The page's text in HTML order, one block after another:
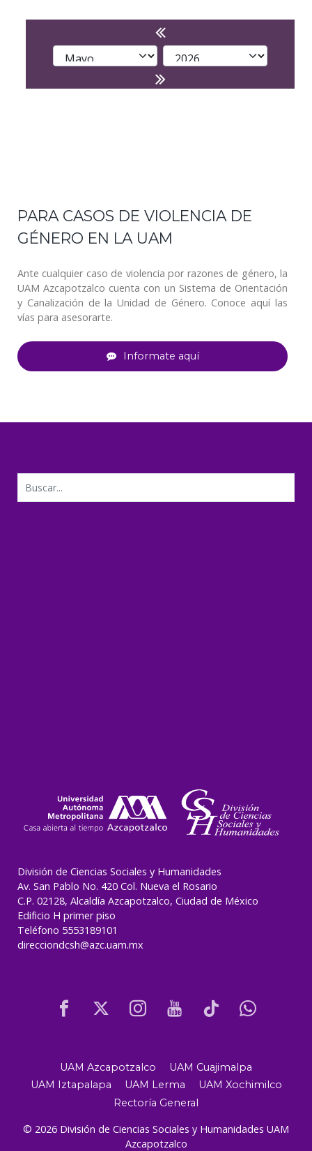
PARA CASOS DE VIOLENCIA DE
GÉNERO EN LA UAM
Ante cualquier caso de violencia por razones de género, la
UAM Azcapotzalco cuenta con un Sistema de Orientación
y Canalización de la Unidad de Género. Conoce aquí las
vías para asesorarte.
Informate aquí
División de Ciencias Sociales y Humanidades
Av. San Pablo No. 420 Col. Nueva el Rosario
C.P. 02128, Alcaldía Azcapotzalco, Ciudad de México
Edificio H primer piso
Teléfono 5553189101
direcciondcsh@azc.uam.mx
UAM Azcapotzalco
UAM Cuajimalpa
UAM Iztapalapa
UAM Lerma
UAM Xochimilco
Rectoría General
© 2026 División de Ciencias Sociales y Humanidades UAM
Azcapotzalco